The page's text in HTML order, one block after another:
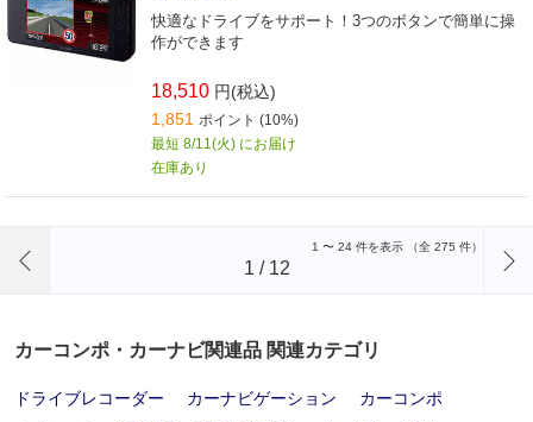
快適なドライブをサポート！3つのボタンで簡単に操
作ができます
18,510 円(税込)
1,851 ポイント (10%)
最短 8/11(火) にお届け
在庫あり
1 〜 24 件を表示 （全 275 件）
1 / 12
カーコンポ・カーナビ関連品 関連カテゴリ
ドライブレコーダー カーナビゲーション
カーコンポ